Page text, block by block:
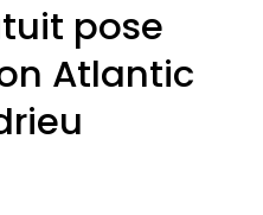
pose
Atlantic